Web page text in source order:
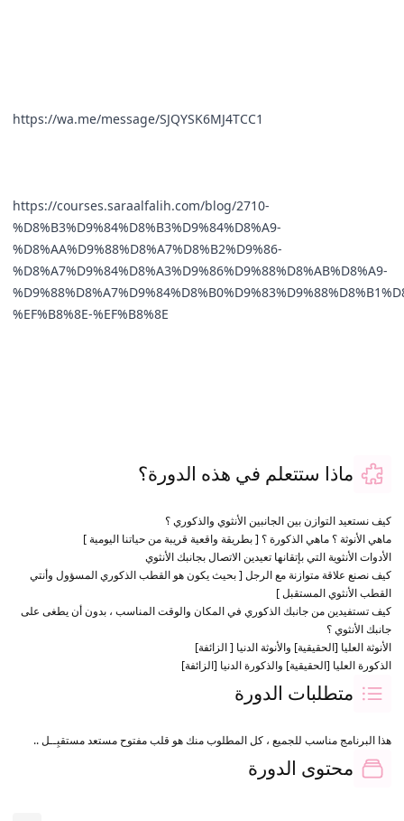
https://wa.me/message/SJQYSK6MJ4TCC1
https://courses.saraalfalih.com/blog/2710-
%D8%B3%D9%84%D8%B3%D9%84%D8%A9-
%D8%AA%D9%88%D8%A7%D8%B2%D9%86-
%D8%A7%D9%84%D8%A3%D9%86%D9%88%D8%AB%D8%A9-
%EF%B8%8E-%EF%B8%8E
ماذا ستتعلم في هذه الدورة؟
كيف نستعيد التوازن بين الجانبين الأنثوي والذكوري ؟
ماهي الأنوثة ؟ ماهي الذكورة ؟ [ بطريقة واقعية قريبة من حياتنا اليومية ]
الأدوات الأنثوية التي بإتقانها تعيدين الاتصال بجانبك الأنثوي
كيف نصنع علاقة متوازنة مع الرجل [ بحيث يكون هو القطب الذكوري المسؤول وأنتي
القطب الأنثوي المستقبل ]
كيف تستفيدين من جانبك الذكوري في المكان والوقت المناسب ، بدون أن يطغى على
جانبك الأنثوي ؟
الأنوثة العليا [الحقيقية] والأنوثة الدنيا [ الزائفة]
الذكورة العليا [الحقيقية] والذكورة الدنيا [الزائفة]
متطلبات الدورة
هذا البرنامج مناسب للجميع ، كل المطلوب منك هو قلب مفتوح مستعد مستقبِــل ..
محتوى الدورة